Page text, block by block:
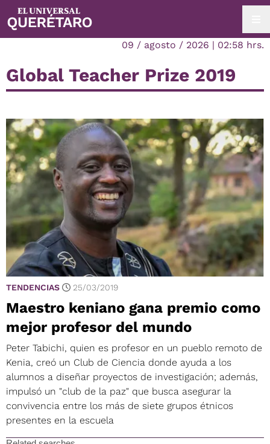
09 / agosto / 2026 | 02:58 hrs.
Global Teacher Prize 2019
TENDENCIAS 25/03/2019
Maestro keniano gana premio como
mejor profesor del mundo
Peter Tabichi, quien es profesor en un pueblo remoto de
Kenia, creó un Club de Ciencia donde ayuda a los
alumnos a diseñar proyectos de investigación; además,
impulsó un "club de la paz" que busca asegurar la
convivencia entre los más de siete grupos étnicos
presentes en la escuela